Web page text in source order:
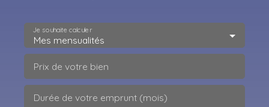
Mes mensualités
Je souhaite calculer
Prix de votre bien
Durée de votre emprunt (mois)